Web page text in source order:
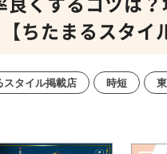
ちたまるスタイ
スタイル掲載店 時短